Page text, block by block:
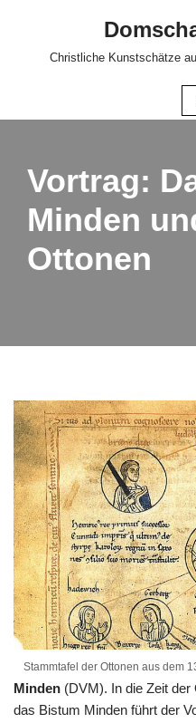
Christliche Kunstschätze
Vortrag:
Minden
Ottonen
Stammtafel der Ottonen aus dem
Minden (DVM). In die Zeit
das Bistum Minden führt der